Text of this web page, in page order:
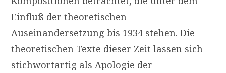
Einfluß der theoretischen
Auseinandersetzung bis 1934 stehen. Die
theoretischen Texte dieser Zeit lassen sich
stichwortartig als Apologie der